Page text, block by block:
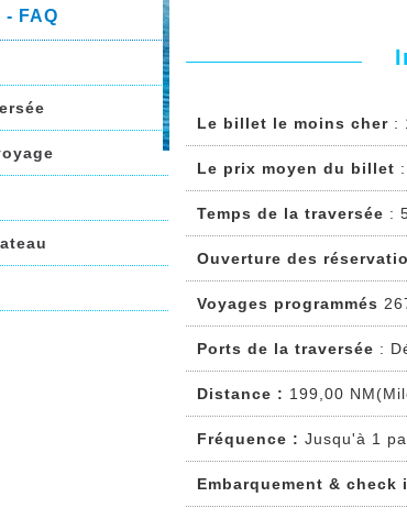
- FAQ
Le billet le moins cher :
Le prix moyen du billet
Temps de la traversée :
Ouverture des
Voyages programmés
Ports de la traversée :
Distance : 199,00
Fréquence : Jusqu'à 1
Embarquement & check